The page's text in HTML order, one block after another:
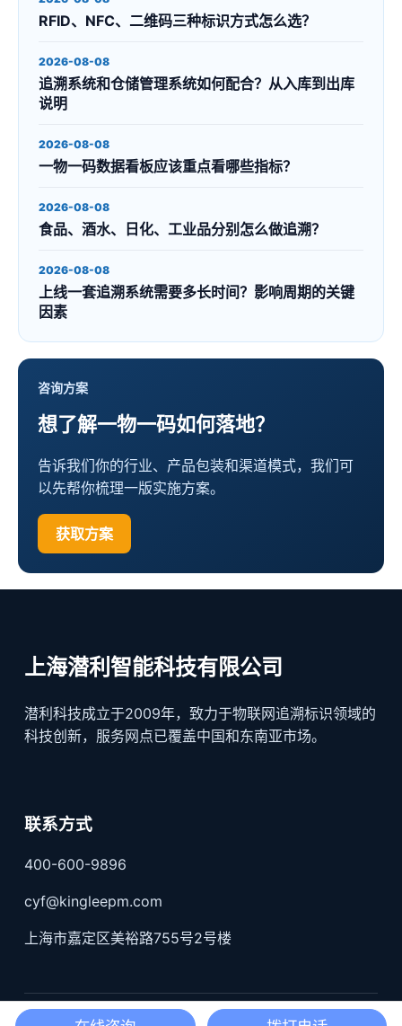
RFID、NFC、二维码三种标识方式怎么选？
2026-08-08
追溯系统和仓储管理系统如何配合？从入库到出库
说明
2026-08-08
一物一码数据看板应该重点看哪些指标？
2026-08-08
食品、酒水、日化、工业品分别怎么做追溯？
2026-08-08
上线一套追溯系统需要多长时间？影响周期的关键
因素
咨询方案
想了解一物一码如何落地？
告诉我们你的行业、产品包装和渠道模式，我们可
以先帮你梳理一版实施方案。
获取方案
上海潜利智能科技有限公司
潜利科技成立于2009年，致力于物联网追溯标识领域的
科技创新，服务网点已覆盖中国和东南亚市场。
联系方式
400-600-9896
cyf@kingleepm.com
上海市嘉定区美裕路755号2号楼
沪公网安备31011402004519号； 沪ICP备17022330号-3